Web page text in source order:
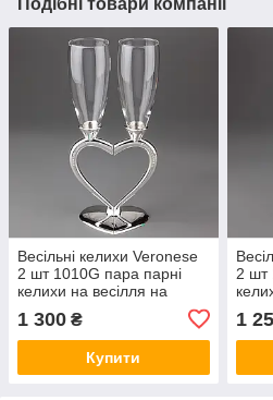
Подібні товари компанії
Весільні келихи Veronese
2 шт 1010G пара парні
келихи на весілля на
свято для шампанського
VE
1 300 ₴
Купити
2 шт
VE
1